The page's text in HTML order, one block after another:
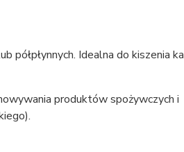
półpłynnych. Idealna do kiszenia
produktów spożywczych i